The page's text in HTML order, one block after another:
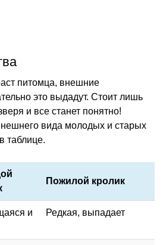
питомца, внешние
это выдадут. Стоит лишь
и все станет понятно!
вида молодых и старых
таблице.
Пожилой кролик
и
Редкая, выпадает